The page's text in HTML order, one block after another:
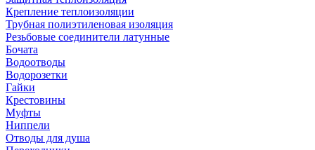
Крепление теплоизоляции
Трубная полиэтиленовая изоляция
Резьбовые соединители латунные
Бочата
Водоотводы
Водорозетки
Гайки
Крестовины
Муфты
Ниппели
Отводы для душа